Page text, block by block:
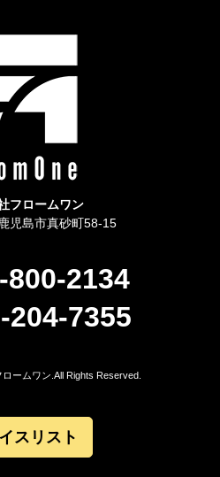
フロームワン
児島市真砂町58-15
800-2134
204-7355
ームワン.All Rights Reserved.
スリスト